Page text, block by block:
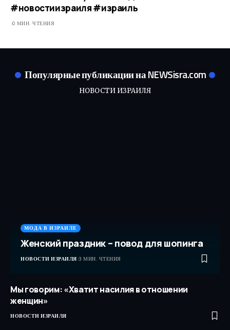
#новостиизраиля #израиль
0 МИН. ЧТЕНИЯ
Популярные публикации на NEWSisra.com
НОВОСТИ ИЗРАИЛЯ
МОДА В ИЗРАИЛЕ
Женский праздник – повод для шопинга
НОВОСТИ ИЗРАИЛЯ 3 МИН. ЧТЕНИЯ
Мы говорим: «Хватит насилия в отношении
женщин»
НОВОСТИ ИЗРАИЛЯ